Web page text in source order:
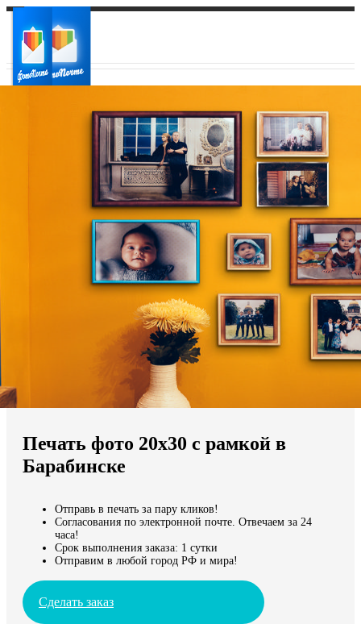
Ваш регион доставки
Выберите из списка:
Мы доставляем по всему миру
Продолжить без города
Печать фото 20х30 с рамкой в
Барабинске
Отправь в печать за пару кликов!
Согласования по электронной почте. Отвечаем за 24
часа!
Срок выполнения заказа: 1 сутки
Отправим в любой город РФ и мира!
Сделать заказ